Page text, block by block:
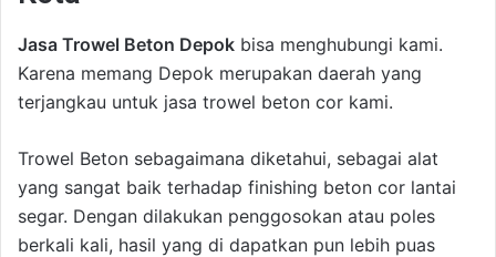
Jasa Trowel Beton Depok bisa menghubungi kami.
Karena memang Depok merupakan daerah yang
terjangkau untuk jasa trowel beton cor kami.
Trowel Beton sebagaimana diketahui, sebagai alat
yang sangat baik terhadap finishing beton cor lantai
segar. Dengan dilakukan penggosokan atau poles
berkali kali, hasil yang di dapatkan pun lebih puas